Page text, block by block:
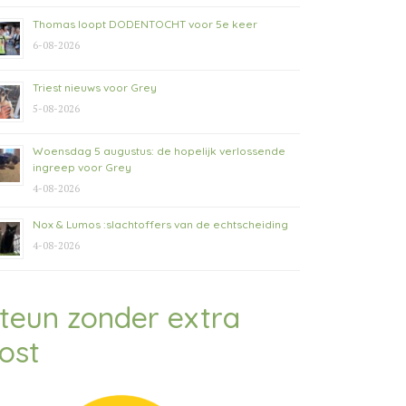
Thomas loopt DODENTOCHT voor 5e keer
6-08-2026
Triest nieuws voor Grey
5-08-2026
Woensdag 5 augustus: de hopelijk verlossende
ingreep voor Grey
4-08-2026
Nox & Lumos :slachtoffers van de echtscheiding
4-08-2026
zonder extra